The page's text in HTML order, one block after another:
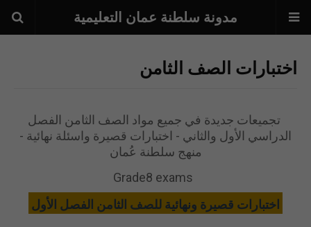
مدونة سلطنة عمان التعليمية
اختبارات الصف الثامن
تجميعات جديدة في جميع مواد الصف الثامن الفصل
الدراسي الأول والثاني - اختبارات قصيرة واسئلة نهائية -
منهج سلطنة عُمان
اختبارات قصيرة ونهائية للصف الثامن الفصل الأول